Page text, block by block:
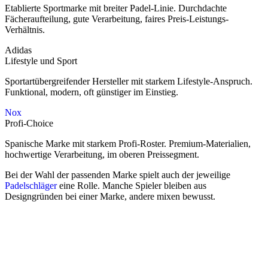
Etablierte Sportmarke mit breiter Padel-Linie. Durchdachte
Fächeraufteilung, gute Verarbeitung, faires Preis-Leistungs-
Verhältnis.
Adidas
Lifestyle und Sport
Sportartübergreifender Hersteller mit starkem Lifestyle-Anspruch.
Funktional, modern, oft günstiger im Einstieg.
Nox
Profi-Choice
Spanische Marke mit starkem Profi-Roster. Premium-Materialien,
hochwertige Verarbeitung, im oberen Preissegment.
Bei der Wahl der passenden Marke spielt auch der jeweilige
Padelschlägereine Rolle. Manche Spieler bleiben aus
Designgründen bei einer Marke, andere mixen bewusst.